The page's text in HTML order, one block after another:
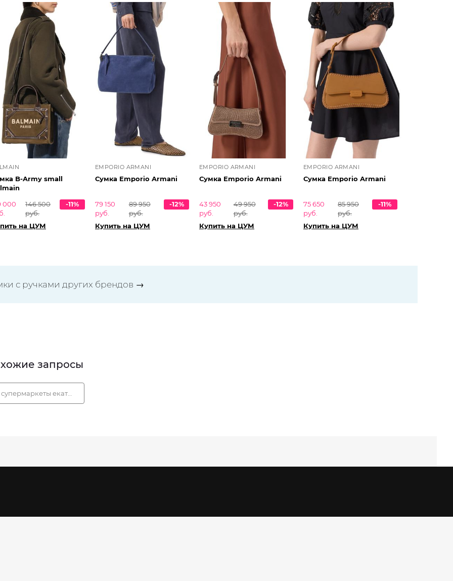
B-Army small
000
146 500
руб.
-11%
на ЦУМ
EMPORIO ARMANI
Сумка Emporio Armani
79 150
руб.
89 950
руб.
-12%
Купить на ЦУМ
EMPORIO ARMANI
Сумка Emporio Armani
43 950
руб.
49 950
руб.
-12%
Купить на ЦУМ
EMPORIO ARMANI
Сумка Emporio Armani
75 650
руб.
85 950
руб.
-11%
Купить на ЦУМ
с ручками других брендов →
запросы
супермаркеты екатеринбурга